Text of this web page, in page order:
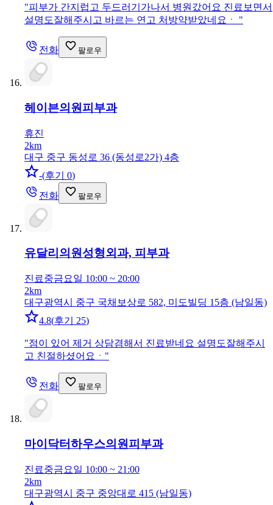
"피부가 간지럽고 두드러기가나서 병원갔어요 진료보면서
설명도잘해주시고 바르는 연고 처방약받았네요ㆍ "
전화 팔로우
헤이븐의원 피부과
휴진
2km
대구 중구 동성로 36 (동성로2가) 4층
-(후기 0)
전화
팔로우
유달리의원성형외과, 피부과
진료중금요일 10:00 ~ 20:00
2km
대구광역시 중구 국채보상로 582, 미도빌딩 15층 (남일동)
4.8(후기 25)
"점이 있어 제거 상담겸해서 진료받네요 설명도잘해주시
고 친절하셨어요ㆍ "
전화 팔로우
마이닥터하우스의원 피부과
진료중금요일 10:00 ~ 21:00
2km
대구광역시 중구 중앙대로 415 (남일동)